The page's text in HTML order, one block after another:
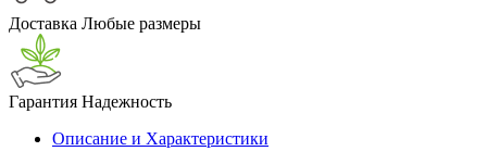
Доставка Любые размеры
Гарантия Надежность
Описание и Характеристики